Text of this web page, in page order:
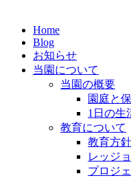
Home
Blog
お知らせ
当園について
当園の概要
園庭と
1日の生
教育について
教育方針
レッジ
プロジ